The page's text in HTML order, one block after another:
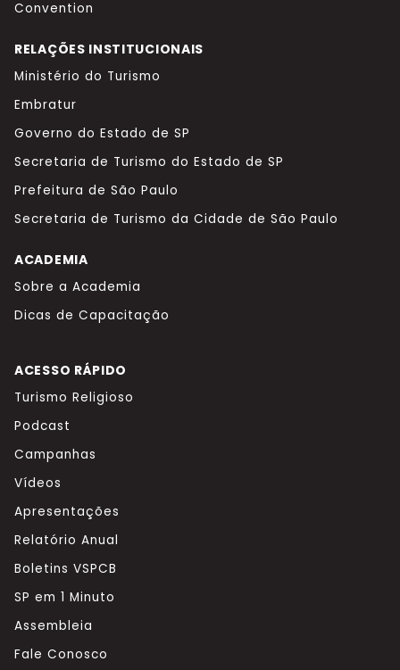
Convention
RELAÇÕES INSTITUCIONAIS
Ministério do Turismo
Embratur
Governo do Estado de SP
Secretaria de Turismo do Estado de SP
Prefeitura de São Paulo
Secretaria de Turismo da Cidade de São Paulo
ACADEMIA
Sobre a Academia
Dicas de Capacitação
ACESSO RÁPIDO
Turismo Religioso
Podcast
Campanhas
Vídeos
Apresentações
Relatório Anual
Boletins VSPCB
SP em 1 Minuto
Assembleia
Fale Conosco